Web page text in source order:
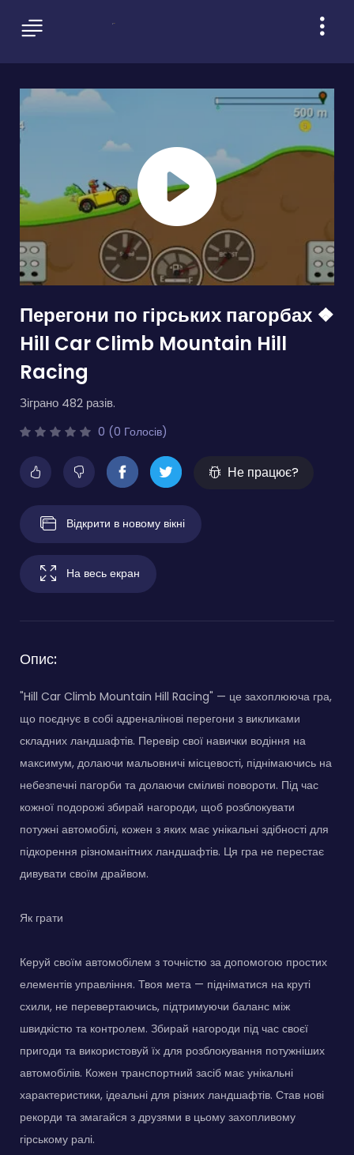
Перегони по гірських пагорбах ❖
Hill Car Climb Mountain Hill
Racing
Зіграно 482 разів.
0 (0 Голосів)
Не працює?
Відкрити в новому вікні
На весь екран
Опис:
"Hill Car Climb Mountain Hill Racing" — це захоплююча гра,
що поєднує в собі адреналінові перегони з викликами
складних ландшафтів. Перевір свої навички водіння на
максимум, долаючи мальовничі місцевості, піднімаючись на
небезпечні пагорби та долаючи сміливі повороти. Під час
кожної подорожі збирай нагороди, щоб розблокувати
потужні автомобілі, кожен з яких має унікальні здібності для
підкорення різноманітних ландшафтів. Ця гра не перестає
дивувати своїм драйвом.
Як грати
Керуй своїм автомобілем з точністю за допомогою простих
елементів управління. Твоя мета — підніматися на круті
схили, не перевертаючись, підтримуючи баланс між
швидкістю та контролем. Збирай нагороди під час своєї
пригоди та використовуй їх для розблокування потужніших
автомобілів. Кожен транспортний засіб має унікальні
характеристики, ідеальні для різних ландшафтів. Став нові
рекорди та змагайся з друзями в цьому захопливому
гірському ралі.